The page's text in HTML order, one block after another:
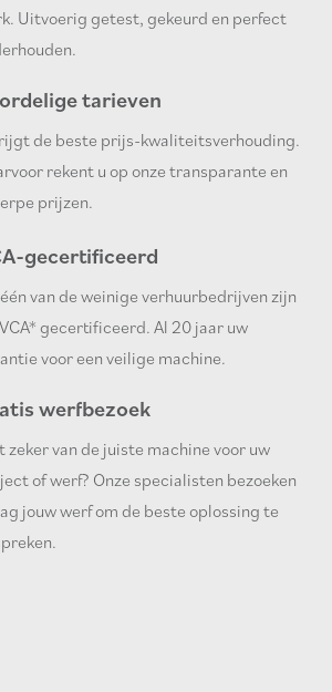
Uitvoerig getest, gekeurd en perfect
tarieven
de beste prijs-kwaliteitsverhouding.
rekent u op onze transparante en
prijzen.
gecertificeerd
van de weinige verhuurbedrijven zijn
gecertificeerd. Al 20 jaar uw
voor een veilige machine.
werfbezoek
zeker van de juiste machine voor uw
of werf? Onze specialisten bezoeken
jouw werf om de beste oplossing te